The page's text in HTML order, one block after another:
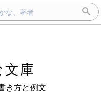
文庫
き方と例文